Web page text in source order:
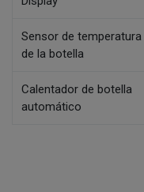
Sensor de temperatura
de la botella
Calentador de botella
automático